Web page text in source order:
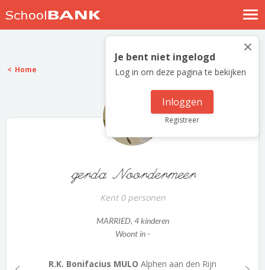
Nostalgische verhalen
Log in
Meld je gratis aan
×
Je bent niet ingelogd
Log in om deze pagina te bekijken
Inloggen
Registreer
Home
gerda Noordermeer
Kent 0 personen
MARRIED, 4 kinderen
Woont in -
R.K. Bonifacius MULO Alphen aan den Rijn